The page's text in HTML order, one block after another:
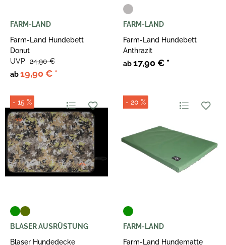
FARM-LAND
Farm-Land Hundebett
Donut
ab19,90 € *
UVP 24,90 €
FARM-LAND
Farm-Land Hundebett
Anthrazit
ab17,90 € *
- 15 %
BLASER AUSRÜSTUNG
Blaser Hundedecke
- 20 %
FARM-LAND
Farm-Land Hundematte